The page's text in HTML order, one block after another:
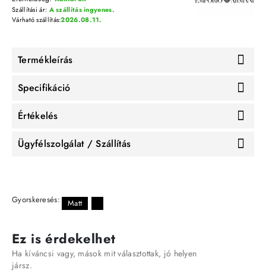
Várható szállítás:2026.08.11.
Szállítási ár: A szállítás ingyenes.
Termékleírás
Specifikáció
Értékelés
Ügyfélszolgálat / Szállítás
Gyorskeresés: Matt
Ez is érdekelhet
Ha kíváncsi vagy, mások mit választottak, jó helyen
jársz.